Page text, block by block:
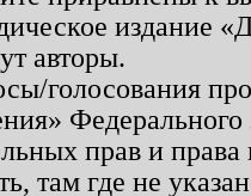
издание
авторы.
голосования
прав и
там где не